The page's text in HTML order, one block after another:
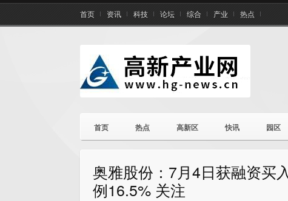
首页 资讯 科技 论坛 综合 产业 热点
首页 热点 高新区 快讯 园区
奥雅股份：7月4日获融资买
例16.5% 关注